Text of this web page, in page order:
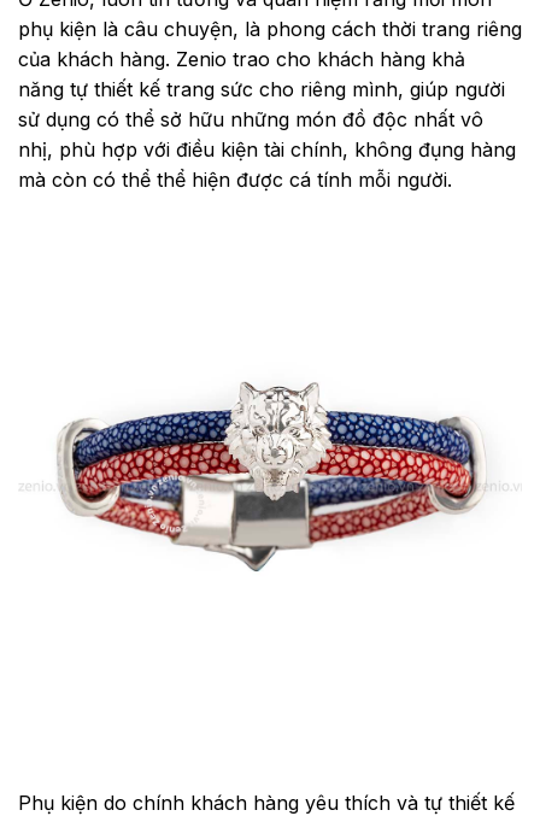
phụ kiện là câu chuyện, là phong cách thời trang riêng
của khách hàng. Zenio trao cho khách hàng khả
năng tự thiết kế trang sức cho riêng mình, giúp người
sử dụng có thể sở hữu những món đồ độc nhất vô
nhị, phù hợp với điều kiện tài chính, không đụng hàng
mà còn có thể thể hiện được cá tính mỗi người.
Phụ kiện do chính khách hàng yêu thích và tự thiết kế